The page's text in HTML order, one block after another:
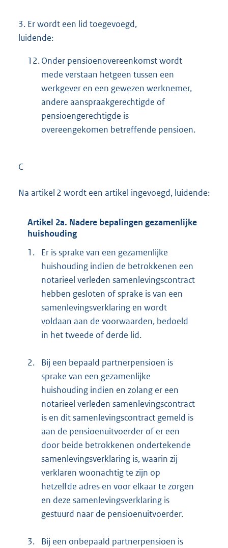
3. Er wordt een lid toegevoegd,
luidende:
12.Onder pensioenovereenkomst wordt
mede verstaan hetgeen tussen een
werkgever en een gewezen werknemer,
andere aanspraakgerechtigde of
pensioengerechtigde is
overeengekomen betreffende pensioen.
C
Na artikel 2 wordt een artikel ingevoegd, luidende:
Artikel 2a. Nadere bepalingen gezamenlijke
huishouding
1.
Er is sprake van een gezamenlijke
huishouding indien de betrokkenen een
notarieel verleden samenlevingscontract
hebben gesloten of sprake is van een
samenlevingsverklaring en wordt
voldaan aan de voorwaarden, bedoeld
in het tweede of derde lid.
2.
Bij een bepaald partnerpensioen is
sprake van een gezamenlijke
huishouding indien en zolang er een
notarieel verleden samenlevingscontract
is en dit samenlevingscontract gemeld is
aan de pensioenuitvoerder of er een
door beide betrokkenen ondertekende
samenlevingsverklaring is, waarin zij
verklaren woonachtig te zijn op
hetzelfde adres en voor elkaar te zorgen
en deze samenlevingsverklaring is
gestuurd naar de pensioenuitvoerder.
3.
Bij een onbepaald partnerpensioen is